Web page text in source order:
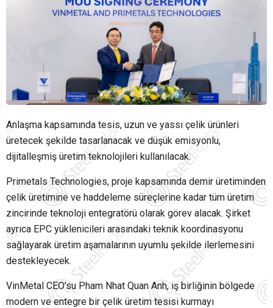
Anlaşma kapsamında tesis, uzun ve yassı çelik ürünleri
üretecek şekilde tasarlanacak ve düşük emisyonlu,
dijitalleşmiş üretim teknolojileri kullanılacak.
Primetals Technologies, proje kapsamında demir üretiminden
çelik üretimine ve haddeleme süreçlerine kadar tüm üretim
zincirinde teknoloji entegratörü olarak görev alacak. Şirket
ayrıca EPC yüklenicileri arasındaki teknik koordinasyonu
sağlayarak üretim aşamalarının uyumlu şekilde ilerlemesini
destekleyecek.
VinMetal CEO’su Pham Nhat Quan Anh, iş birliğinin bölgede
modern ve entegre bir çelik üretim tesisi kurmayı